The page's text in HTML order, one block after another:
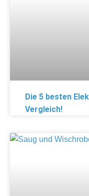
Die 5 besten
Vergleich!